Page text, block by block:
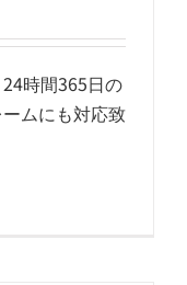
時間365日の
ムにも対応致